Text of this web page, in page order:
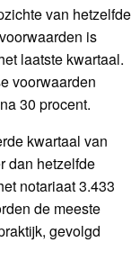
van hetzelfde
is
laatste kwartaal.
voorwaarden
30 procent.
kwartaal van
dan hetzelfde
notariaat 3.433
de meeste
gevolgd